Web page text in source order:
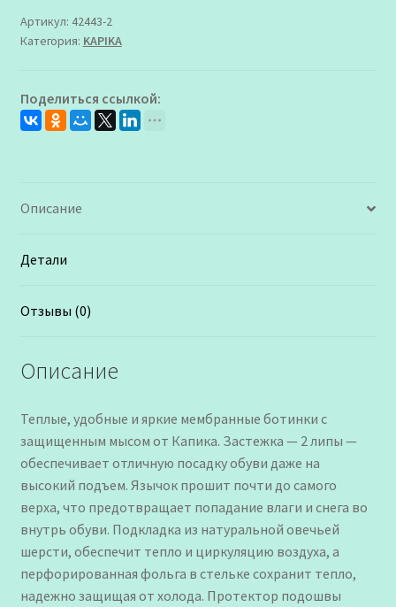
Артикул: 42443-2
Категория: KAPIKA
Поделиться ссылкой:
Описание
Детали
Отзывы (0)
Описание
Теплые, удобные и яркие мембранные ботинки с
защищенным мысом от Капика. Застежка — 2 липы —
обеспечивает отличную посадку обуви даже на
высокий подъем. Язычок прошит почти до самого
верха, что предотвращает попадание влаги и снега во
внутрь обуви. Подкладка из натуральной овечьей
шерсти, обеспечит тепло и циркуляцию воздуха, а
перфорированная фольга в стельке сохранит тепло,
надежно защищая от холода. Протектор подошвы